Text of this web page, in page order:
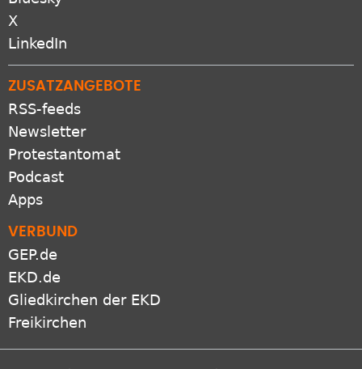
Bluesky
X
ZUSATZANGEBOTE
RSS-feeds
Newsletter
Protestantomat
Podcast
VERBUND
GEP.de
EKD.de
Gliedkirchen der EKD